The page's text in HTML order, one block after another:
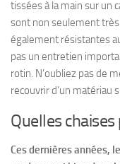
tissées à la main sur un
sont non seulement
également résistantes
pas un entretien
rotin. N’oubliez pas de
recouvrir d’un matériau
Quelles
Ces dernières années,